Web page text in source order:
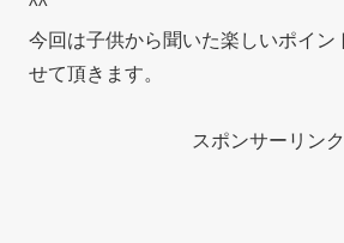
^^
今回は子供から聞いた楽しいポイン
せて頂きます。
スポンサーリンク